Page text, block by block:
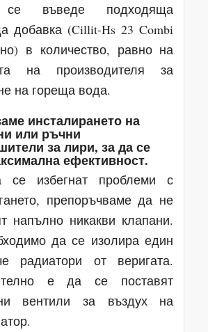
въведе подходяща
добавка (Cillit-Hs 23 Combi
в количество, равно на
на производителя за
на гореща вода.
инсталирането на
или ръчни
за лири, за да се
ефективност.
избегнат проблеми с
препоръчваме да не
напълно никакви клапани.
да се изолира един
радиатори от веригата.
е да се поставят
вентили за въздух на